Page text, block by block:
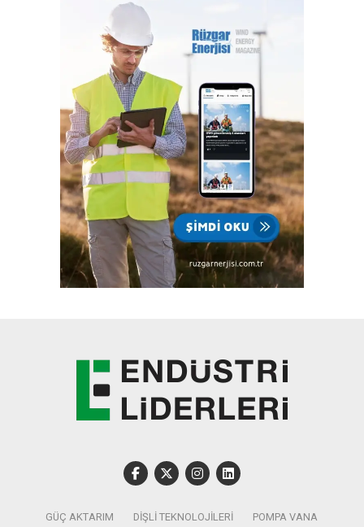
GÜÇ AKTARIM DIŞLI TEKNOLOJILERI POMPA VANA